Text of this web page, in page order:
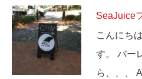
SeaJuice
こんにち
す。 バー
ら、、、